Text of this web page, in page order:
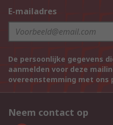
E-mailadres
De persoonlijke gegevens
aanmelden voor deze
overeenstemming met ons
Neem contact op